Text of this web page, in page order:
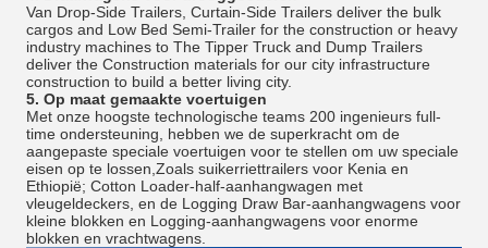
Van Drop-Side Trailers, Curtain-Side Trailers deliver the bulk
cargos and Low Bed Semi-Trailer for the construction or heavy
industry machines to The Tipper Truck and Dump Trailers
deliver the Construction materials for our city infrastructure
construction to build a better living city.
5. Op maat gemaakte voertuigen
Met onze hoogste technologische teams 200 ingenieurs full-
time ondersteuning, hebben we de superkracht om de
aangepaste speciale voertuigen voor te stellen om uw speciale
eisen op te lossen,Zoals suikerriettrailers voor Kenia en
Ethiopië; Cotton Loader-half-aanhangwagen met
vleugeldeckers, en de Logging Draw Bar-aanhangwagens voor
kleine blokken en Logging-aanhangwagens voor enorme
blokken en vrachtwagens.